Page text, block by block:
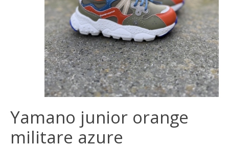
Yamano junior orange
militare azure